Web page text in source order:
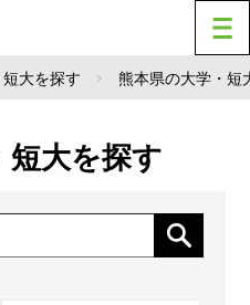
短大を探す 熊本県の大学・短
短大を探す